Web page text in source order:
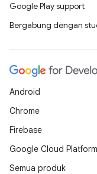
Google Play support
Bergabung dengan
Android
Chrome
Firebase
Google Cloud Platform
Semua produk